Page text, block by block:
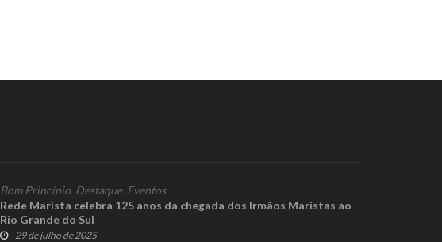
Bom Princípio Destaque, Eventos
Rede Marista celebra 125 anos da chegada dos Irmãos Maristas ao
Rio Grande do Sul
29 de julho de 2025